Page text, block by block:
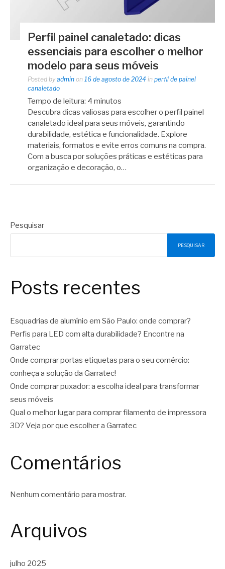
Perfil painel canaletado: dicas
essenciais para escolher o melhor
modelo para seus móveis
Posted by admin on 16 de agosto de 2024 in perfil de painel
canaletado
Tempo de leitura: 4 minutos
Descubra dicas valiosas para escolher o perfil painel
canaletado ideal para seus móveis, garantindo
durabilidade, estética e funcionalidade. Explore
materiais, formatos e evite erros comuns na compra.
Com a busca por soluções práticas e estéticas para
organização e decoração, o…
Pesquisar
PESQUISAR
Posts recentes
Esquadrias de alumínio em São Paulo: onde comprar?
Perfis para LED com alta durabilidade? Encontre na
Garratec
Onde comprar portas etiquetas para o seu comércio:
conheça a solução da Garratec!
Onde comprar puxador: a escolha ideal para transformar
seus móveis
Qual o melhor lugar para comprar filamento de impressora
3D? Veja por que escolher a Garratec
Comentários
Nenhum comentário para mostrar.
Arquivos
julho 2025